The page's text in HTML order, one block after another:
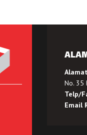
No. 35
Telp/
Email